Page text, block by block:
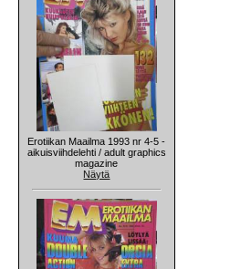
Erotiikan Maailma 1993 nr 4-5 -
aikuisviihdelehti / adult graphics
magazine
Näytä